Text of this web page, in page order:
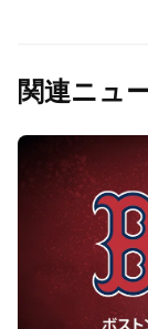
関連ニュ